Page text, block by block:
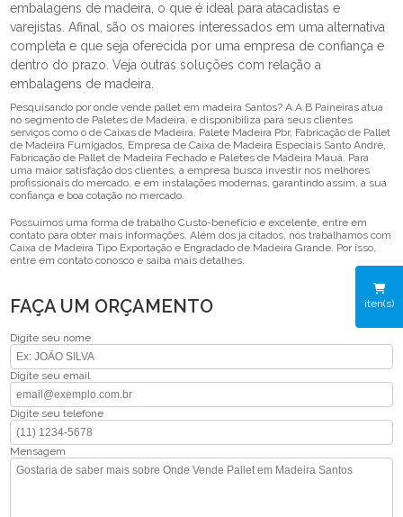
iten(s)
embalagens de madeira, o que é ideal para atacadistas e
varejistas. Afinal, são os maiores interessados em uma alternativa
completa e que seja oferecida por uma empresa de confiança e
dentro do prazo. Veja outras soluções com relação a
embalagens de madeira.
Pesquisando por onde vende pallet em madeira Santos? A A B Paineiras atua
no segmento de Paletes de Madeira, e disponibiliza para seus clientes
serviços como o de Caixas de Madeira, Palete Madeira Pbr, Fabricação de Pallet
de Madeira Fumigados, Empresa de Caixa de Madeira Especiais Santo André,
Fabricação de Pallet de Madeira Fechado e Paletes de Madeira Mauá. Para
uma maior satisfação dos clientes, a empresa busca investir nos melhores
profissionais do mercado, e em instalações modernas, garantindo assim, a sua
confiança e boa cotação no mercado.
Possuímos uma forma de trabalho Custo-benefício e excelente, entre em
contato para obter mais informações. Além dos já citados, nós trabalhamos com
Caixa de Madeira Tipo Exportação e Engradado de Madeira Grande. Por isso,
entre em contato conosco e saiba mais detalhes.
FAÇA UM ORÇAMENTO
Digite seu nome
Digite seu email
Digite seu telefone
Mensagem